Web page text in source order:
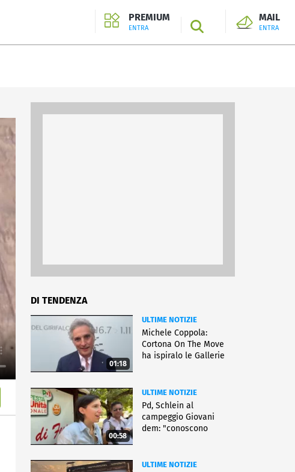
PREMIUM
ENTRA SEARCH
MAIL
ENTRA
DI TENDENZA
01:18
ULTIME NOTIZIE
Michele Coppola:
Cortona On The Move
ha ispiralo le Gallerie
00:58
ULTIME NOTIZIE
Pd, Schlein al
campeggio Giovani
dem: "conoscono
ULTIME NOTIZIE